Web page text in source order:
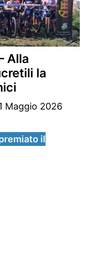
Alla
la
Maggio 2026
il